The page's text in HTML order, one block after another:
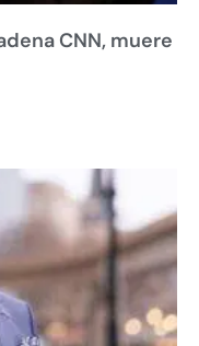
CNN, muere